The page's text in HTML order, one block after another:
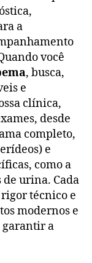
a
você
, busca,
e
clínica,
desde
completo,
e
como a
de urina. Cada
técnico e
modernos e
garantir a